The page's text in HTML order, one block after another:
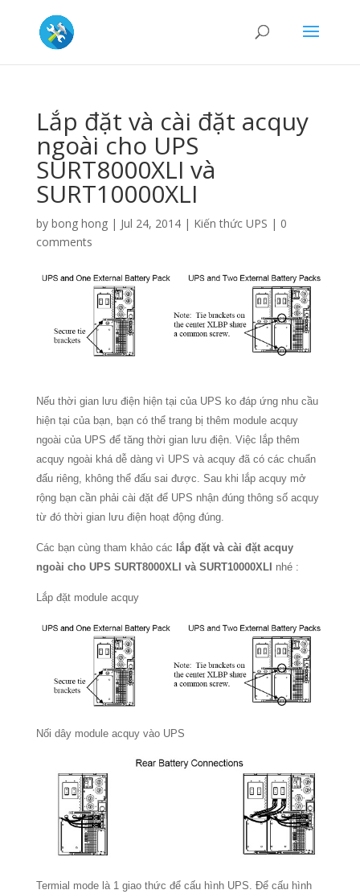
Lắp đặt và cài đặt acquy
ngoài cho UPS
SURT8000XLI và
SURT10000XLI
by bong hong| Jul 24, 2014| Kiến thức UPS | 0
comments
Nếu thời gian lưu điện hiện tại của UPS ko đáp ứng nhu cầu
hiện tại của bạn, bạn có thể trang bị thêm module acquy
ngoài của UPS để tăng thời gian lưu điện. Việc lắp thêm
acquy ngoài khá dễ dàng vì UPS và acquy đã có các chuẩn
đấu riêng, không thể đấu sai được. Sau khi lắp acquy mở
rộng bạn cần phải cài đặt để UPS nhận đúng thông số acquy
từ đó thời gian lưu điện hoạt động đúng.
Các bạn cùng tham khảo các lắp đặt và cài đặt acquy
ngoài cho UPS SURT8000XLI và SURT10000XLI nhé :
Lắp đặt module acquy
Nối dây module acquy vào UPS
Termial mode là 1 giao thức để cấu hình UPS. Để cấu hình